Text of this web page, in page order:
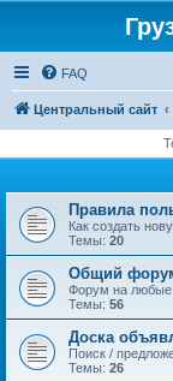
FAQ
Центральный сайт
Правила
Как создать
Темы: 20
Общий
Форум на любые
Темы: 56
Доска
Поиск /
Темы: 26